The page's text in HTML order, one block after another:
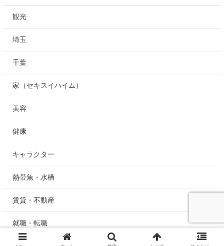
観光
埼玉
千葉
家（セキスイハイム）
美容
健康
キャラクター
熱帯魚・水槽
賃貸・不動産
就職・転職